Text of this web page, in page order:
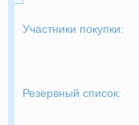
Участники покупки:
Резервный список: